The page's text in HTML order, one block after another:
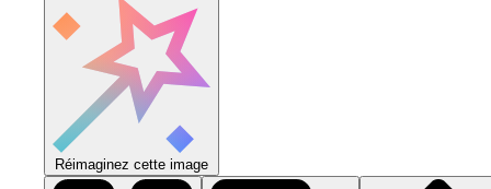
Réimaginez cette image